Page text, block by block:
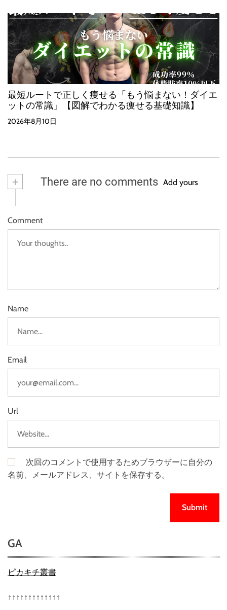
最短ルートで正しく痩せる「もう悩まない！ダイエ
ットの常識」【図解でわかる痩せる基礎知識】
2026年8月10日
+ There are no comments Add yours
Comment
Name
Email
Url
次回のコメントで使用するためブラウザーに自分の
名前、メールアドレス、サイトを保存する。
GA
ピカキチ叢書
↑↑↑↑↑↑↑↑↑↑↑↑↑